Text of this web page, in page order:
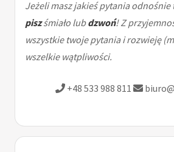
Jeżeli masz jakieś pytania
piszśmiało lubdzwoń! Z
wszystkie twoje pytania i rozwieję
wszelkie wątpliwości.
+48 533 988 811